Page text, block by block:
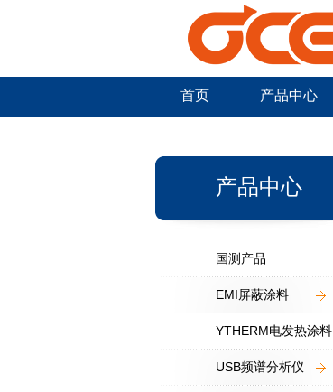
首页 产品中心
产品中心
国测产品
EMI屏蔽涂料
YTHERM电发热涂料
USB频谱分析仪